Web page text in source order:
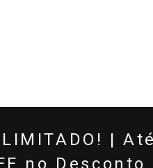
|